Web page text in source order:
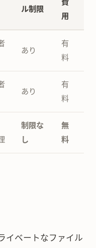
ル制限
用
あり
有
料
あり
有
料
制限な
し
無
料
イベートなファイル